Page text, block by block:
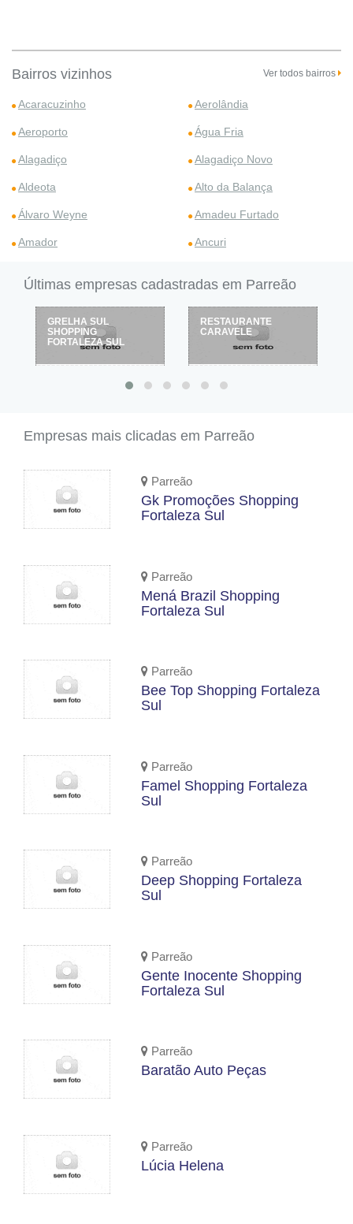
Bairros vizinhos Ver todos bairros
Acaracuzinho Aerolândia
Aeroporto Água Fria
Alagadiço Alagadiço Novo
Aldeota Alto da Balança
Álvaro Weyne Amadeu Furtado
Amador Ancuri
Últimas empresas cadastradas em Parreão
GRELHA SUL
SHOPPING
FORTALEZA SUL
RESTAURANTE
CARAVELE
Empresas mais clicadas em Parreão
Parreão
Gk Promoções Shopping
Fortaleza Sul
Parreão
Mená Brazil Shopping
Fortaleza Sul
Parreão
Bee Top Shopping Fortaleza
Sul
Parreão
Famel Shopping Fortaleza
Sul
Parreão
Deep Shopping Fortaleza
Sul
Parreão
Gente Inocente Shopping
Fortaleza Sul
Parreão
Baratão Auto Peças
Parreão
Lúcia Helena